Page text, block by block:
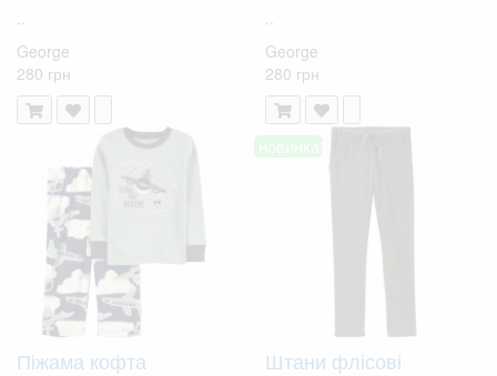
George
280 грн
George
280 грн
Піжама кофта
новинка!
Штани флісові